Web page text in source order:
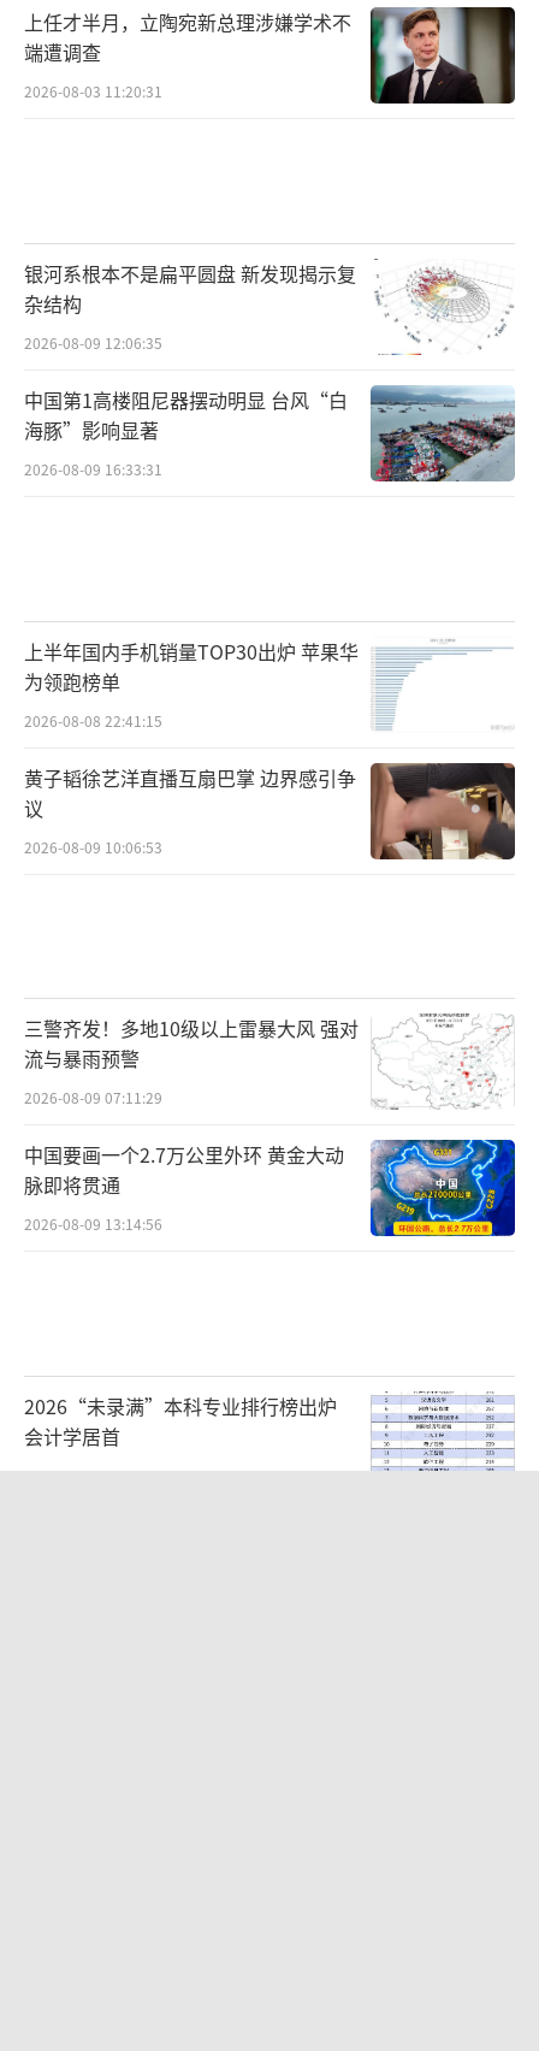
上任才半月，立陶宛新总理涉嫌学术不
端遭调查
2026-08-03 11:20:31
银河系根本不是扁平圆盘 新发现揭示复
杂结构
2026-08-09 12:06:35
中国第1高楼阻尼器摆动明显 台风“白
海豚”影响显著
2026-08-09 16:33:31
上半年国内手机销量TOP30出炉 苹果华
为领跑榜单
2026-08-08 22:41:15
黄子韬徐艺洋直播互扇巴掌 边界感引争
议
2026-08-09 10:06:53
三警齐发！多地10级以上雷暴大风 强对
流与暴雨预警
2026-08-09 07:11:29
中国要画一个2.7万公里外环 黄金大动
脉即将贯通
2026-08-09 13:14:56
2026“未录满”本科专业排行榜出炉
会计学居首
2026-08-09 09:11:38